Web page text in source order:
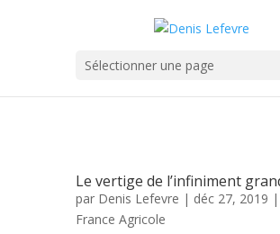
Sélectionner une page
Le vertige de l’infiniment
par Denis Lefevre | déc 27, 2019 |
France Agricole